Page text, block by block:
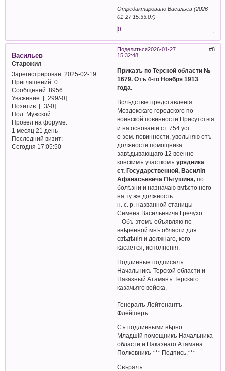
Отредактировано Васильев (2026-
01-27 15:33:07)
0
Поделиться 8
2026-01-27
15:32:48
Васильев
Старожил
Зарегистрирован: 2025-02-19
Приглашений:0
Сообщений:8956
Уважение: [+299/-0]
Позитив: [+3/-0]
Пол:Мужской
Провел на форуме:
1 месяц 21 день
Последний визит:
Сегодня 17:05:50
Приказъ по Терской области №
1679. Отъ 4-го Ноября 1913
года.
Вслѣдствіе представленія
Моздокскаго городского по
воинской повинности Присутствія
и на основаніи ст. 754 уст.
о зем. повинности, увольняю отъ
должности помощника
завѣдывающаго 12 военно-
конскимъ участкомъурядника
ст. Государственной, Василія
Афанасьевича Пѣгушина,по
болѣзни и назначаю вмѣсто него
на ту же должность
н. с. р. названной станицы
Семена Васильевича Гречухо.
Объ этомъ объявляю по
ввѣренной мнѣ области для
свѣдѣнія и должнаго, кого
касается, исполненія.
Подлинные подписалъ:
Начальникъ Терской области и
Наказный Атаманъ Терскаго
казачьяго войска,
Генералъ-Лейтенантъ
Флейшеръ.
Съ подлинными вѣрно:
Младшiй помощникъ Начальника
области и Наказнаго Атамана
Полковникъ *** Подпись.***
Свѣрялъ: